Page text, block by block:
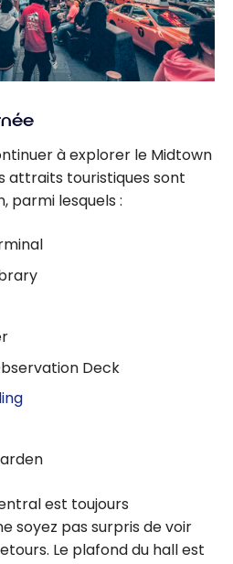
à explorer le Midtown
attraits touristiques sont
parmi lesquels :
Deck
est toujours
soyez pas surpris de voir
Le plafond du hall est